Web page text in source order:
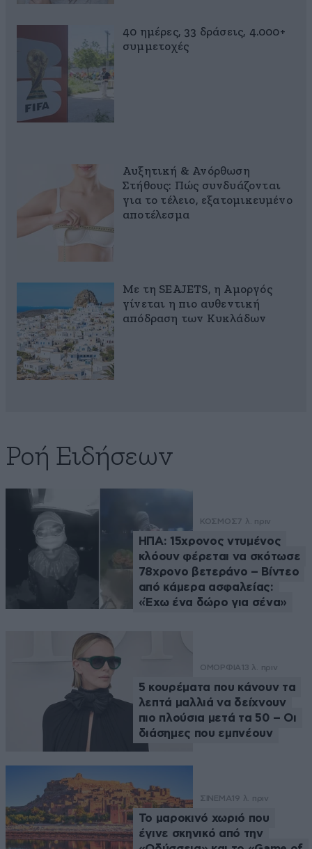
40 ημέρες, 33 δράσεις, 4.000+
συμμετοχές
Αυξητική & Ανόρθωση
Στήθους: Πώς συνδυάζονται
για το τέλειο, εξατομικευμένο
αποτέλεσμα
Με τη SEAJETS, η Αμοργός
γίνεται η πιο αυθεντική
απόδραση των Κυκλάδων
Ροή Ειδήσεων
ΚΟΣΜΟΣ7 λ. πριν
ΗΠΑ: 15χρονος ντυμένος
κλόουν φέρεται να σκότωσε
78χρονο βετεράνο – Βίντεο
από κάμερα ασφαλείας:
«Έχω ένα δώρο για σένα»
ΟΜΟΡΦΙΑ 13 λ. πριν
5 κουρέματα που κάνουν τα
λεπτά μαλλιά να δείχνουν
πιο πλούσια μετά τα 50 – Οι
διάσημες που εμπνέουν
ΣΙΝΕΜΑ 19 λ. πριν
Το μαροκινό χωριό που
έγινε σκηνικό από την